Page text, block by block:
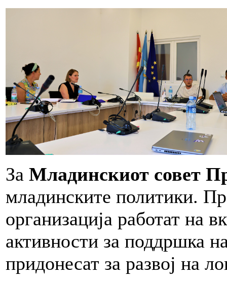
За Младинскиот совет
младинските политики.
организација работат на
активности за поддршка
придонесат за развој на